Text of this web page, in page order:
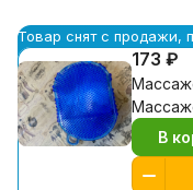
Товар снят с продажи,
173 ₽
В